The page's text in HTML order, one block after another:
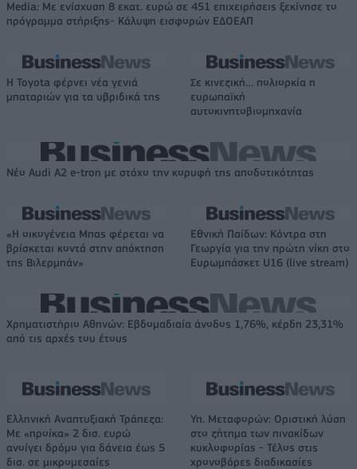
Media: Με ενίσχυση 8 εκατ. ευρώ σε 451 επιχειρήσεις ξεκίνησε το
πρόγραμμα στήριξης- Κάλυψη εισφορών ΕΔΟΕΑΠ
Η Toyota φέρνει νέα γενιά
μπαταριών για τα υβριδικά της
Σε κινεζική… πολιορκία η
ευρωπαϊκή
αυτοκινητοβιομηχανία
Νέο Audi A2 e-tron με στόχο την κορυφή της αποδοτικότητας
«Η οικογένεια Μπας φέρεται να
βρίσκεται κοντά στην απόκτηση
της Βιλερμπάν»
Εθνική Παίδων: Κόντρα στη
Γεωργία για την πρώτη νίκη στο
Ευρωμπάσκετ U16 (live stream)
Χρηματιστήριο Αθηνών: Εβδομαδιαία άνοδος 1,76%, κέρδη 23,31%
από τις αρχές του έτους
Ελληνική Αναπτυξιακή Τράπεζα:
Με «προίκα» 2 δισ. ευρώ
ανοίγει δρόμο για δάνεια έως 5
δισ. σε μικρομεσαίες
Υπ. Μεταφορών: Οριστική λύση
στο ζήτημα των πινακίδων
κυκλοφορίας - Τέλος στις
χρονοβόρες διαδικασίες